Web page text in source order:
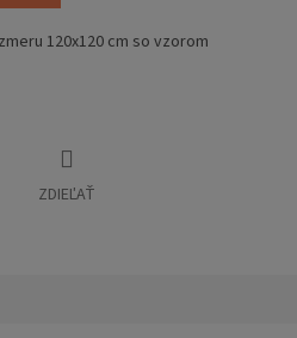
120x120 cm so vzorom
ZDIEĽAŤ